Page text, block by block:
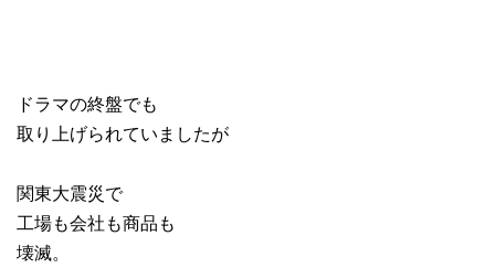
ドラマの終盤でも
取り上げられていましたが
関東大震災で
工場も会社も商品も
壊滅。